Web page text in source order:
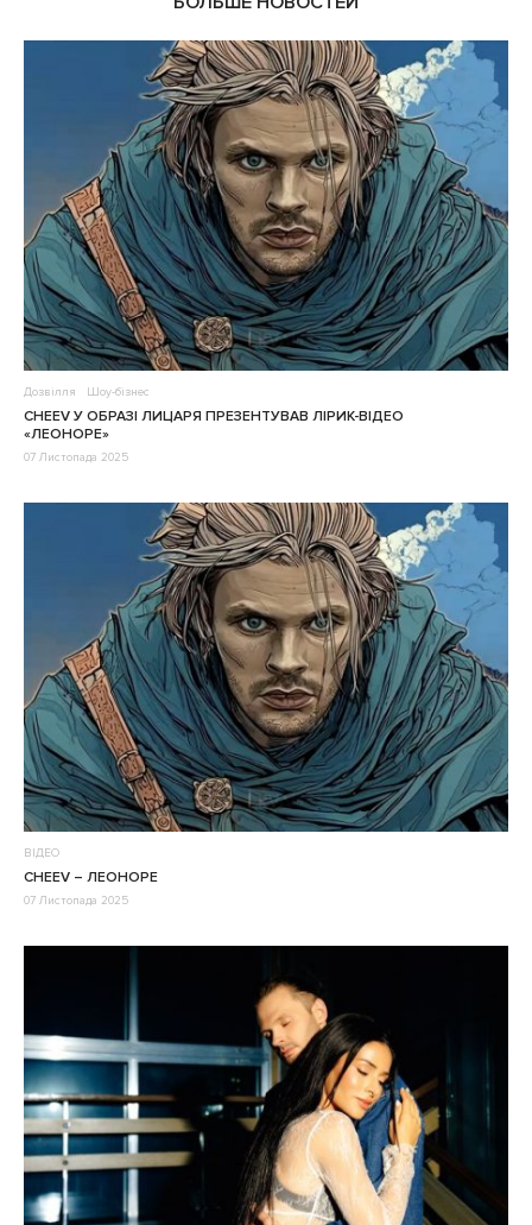
Дозвілля Шоу-бізнес
CHEEV У ОБРАЗІ ЛИЦАРЯ ПРЕЗЕНТУВАВ ЛІРИК-ВІДЕО
«ЛЕОНОРЕ»
07 Листопада 2025
ВІДЕО
CHEEV – ЛЕОНОРЕ
07 Листопада 2025